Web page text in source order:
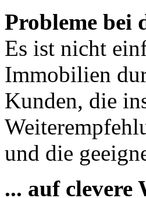
Probleme bei
Es ist nicht
Immobilien
Kunden, die
und die
... auf clevere